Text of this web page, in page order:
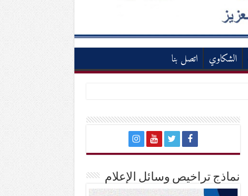
الشكاوي اتصل بنا
نماذج تراخيص وسائل الإعلام